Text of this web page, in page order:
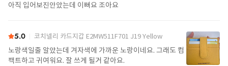
아직 입어보진안았는데 이뻐요 조아요
5.0 코치넬리 카드지갑 E2MW511F701 J19 Yellow
노랑색일줄 알았는데 겨자색에 가까운 노랑이네요. 그래도 컴
팩트하고 귀여워요. 잘 쓰게 될거 같아요.